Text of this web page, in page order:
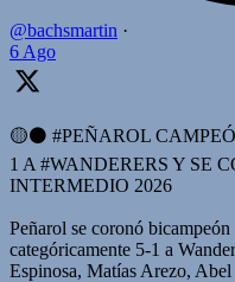
@bachsmartin ·
6 Ago
🟡⚫️ #PEÑAROL
1 A #WANDERERS Y SE
INTERMEDIO 2026
Peñarol se coronó
categóricamente 5-1 a
Espinosa, Matías Arezo,